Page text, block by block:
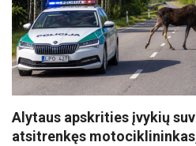
Alytaus apskrities įvykių
atsitrenkęs